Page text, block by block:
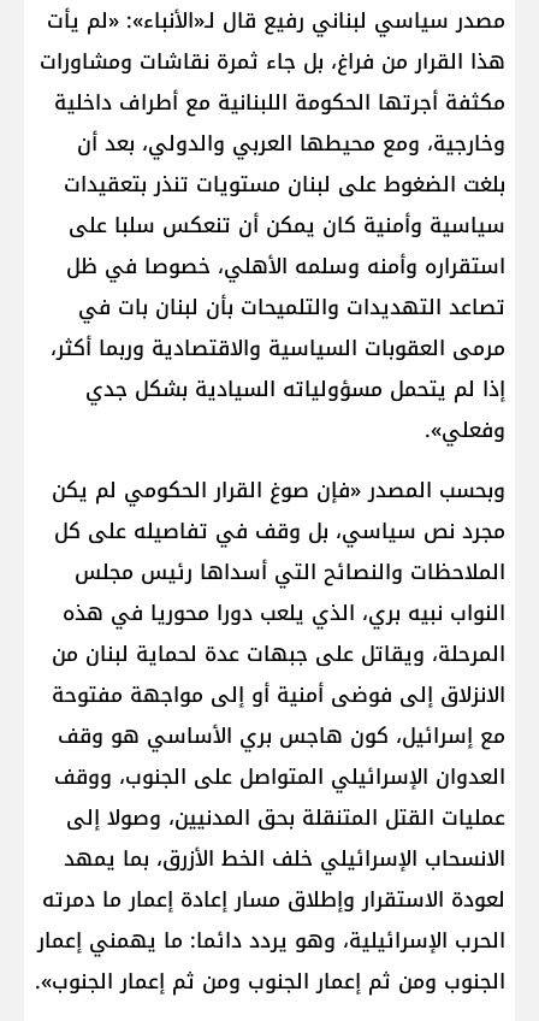
مصدر سياسي لبناني رفيع قال لـ«الأنباء»: «لم يأت
هذا القرار من فراغ، بل جاء ثمرة نقاشات ومشاورات
مكثفة أجرتها الحكومة اللبنانية مع أطراف داخلية
وخارجية، ومع محيطها العربي والدولي، بعد أن
بلغت الضغوط على لبنان مستويات تنذر بتعقيدات
سياسية وأمنية كان يمكن أن تنعكس سلبا على
استقراره وأمنه وسلمه الأهلي، خصوصا في ظل
تصاعد التهديدات والتلميحات بأن لبنان بات في
مرمى العقوبات السياسية والاقتصادية وربما أكثر،
إذا لم يتحمل مسؤولياته السيادية بشكل جدي
وفعلي».
وبحسب المصدر «فإن صوغ القرار الحكومي لم يكن
مجرد نص سياسي، بل وقف في تفاصيله على كل
الملاحظات والنصائح التي أسداها رئيس مجلس
النواب نبيه بري، الذي يلعب دورا محوريا في هذه
المرحلة، ويقاتل على جبهات عدة لحماية لبنان من
الانزلاق إلى فوضى أمنية أو إلى مواجهة مفتوحة
مع إسرائيل، كون هاجس بري الأساسي هو وقف
العدوان الإسرائيلي المتواصل على الجنوب، ووقف
عمليات القتل المتنقلة بحق المدنيين، وصولا إلى
الانسحاب الإسرائيلي خلف الخط الأزرق، بما يمهد
لعودة الاستقرار وإطلاق مسار إعادة إعمار ما دمرته
الحرب الإسرائيلية، وهو يردد دائما: ما يهمني إعمار
الجنوب ومن ثم إعمار الجنوب ومن ثم إعمار الجنوب».